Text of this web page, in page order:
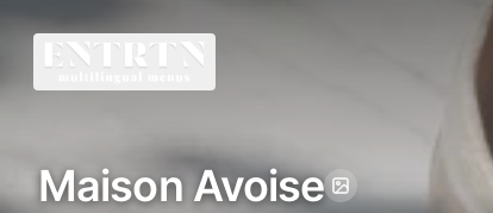
Maison Avoise